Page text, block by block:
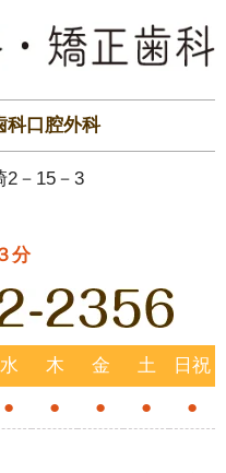
科口腔外科
2－15－3
分
水 木 金 土
日祝
● ● ● ●
●